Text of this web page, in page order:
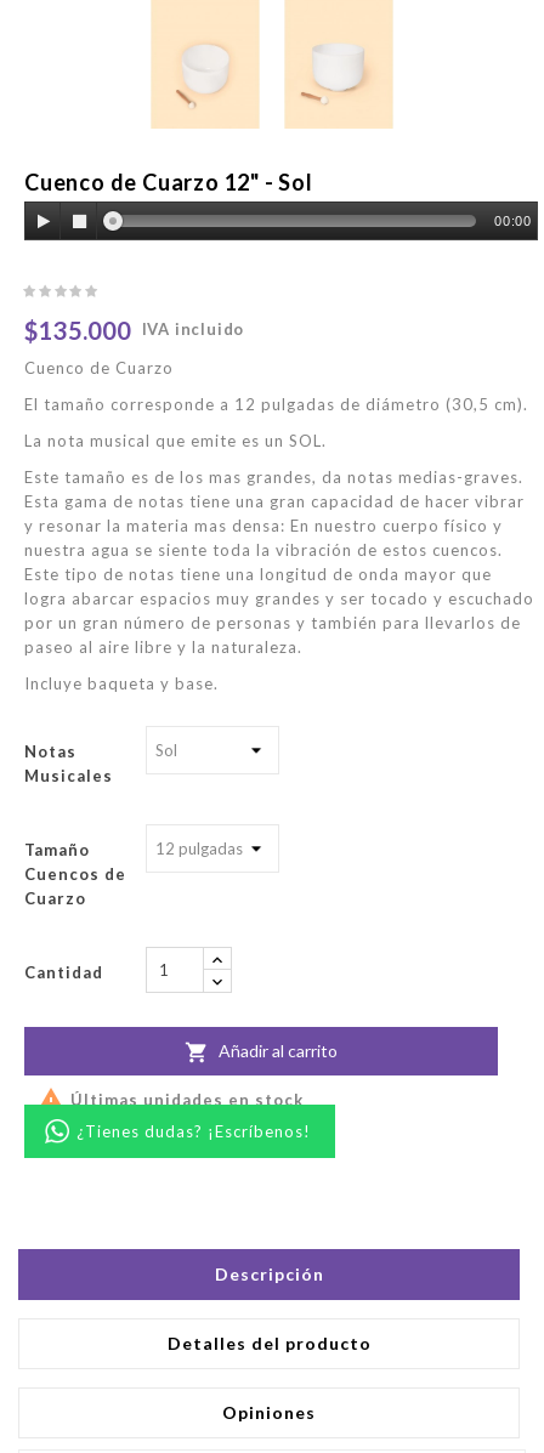
Cuenco de Cuarzo 12" - Sol
00:00
$135.000
IVA incluido
Cuenco de Cuarzo
El tamaño corresponde a 12 pulgadas de diámetro (30,5 cm).
La nota musical que emite es un SOL.
Este tamaño es de los mas grandes, da notas medias-graves.
Esta gama de notas tiene una gran capacidad de hacer vibrar
y resonar la materia mas densa: En nuestro cuerpo físico y
nuestra agua se siente toda la vibración de estos cuencos.
Este tipo de notas tiene una longitud de onda mayor que
logra abarcar espacios muy grandes y ser tocado y escuchado
por un gran número de personas y también para llevarlos de
paseo al aire libre y la naturaleza.
Incluye baqueta y base.
Notas
Musicales
Tamaño
Cuencos de
Cuarzo
Cantidad
 Añadir al carrito
Últimas unidades en stock
¿Tienes dudas? ¡Escríbenos!
Descripción
Detalles del producto
Opiniones